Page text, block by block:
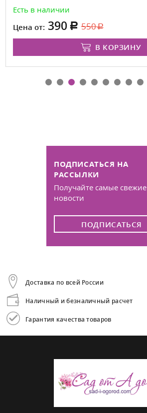
Есть в наличии
Цена от: 390 550
В КОРЗИНУ
ПОДПИСАТЬСЯ НА
РАССЫЛКИ
Получайте самые свежие
новости
ПОДПИСАТЬСЯ
Доставка по всей России
Наличный и безналичный расчет
Гарантия качества товаров